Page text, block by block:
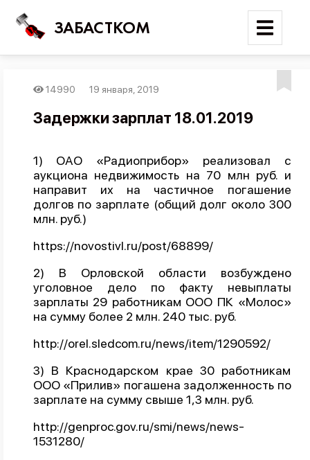
ЗАБАСТКОМ
Новости
Карта событий
Трудовые конфликты
Справочник
API
Политика конфиденциальности
14990 19 января, 2019
Задержки зарплат 18.01.2019
1) ОАО «Радиоприбор» реализовал с
аукциона недвижимость на 70 млн руб. и
направит их на частичное погашение
долгов по зарплате (общий долг около 300
млн. руб.)
https://novostivl.ru/post/68899/
2) В Орловской области возбуждено
уголовное дело по факту невыплаты
зарплаты 29 работникам ООО ПК «Молос»
на сумму более 2 млн. 240 тыс. руб.
http://orel.sledcom.ru/news/item/1290592/
3) В Краснодарском крае 30 работникам
ООО «Прилив» погашена задолженность по
зарплате на сумму свыше 1,3 млн. руб.
http://genproc.gov.ru/smi/news/news-
1531280/